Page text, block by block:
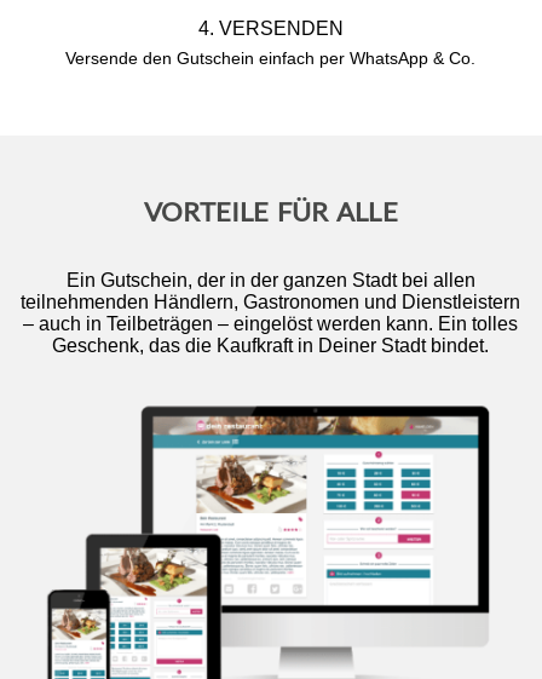
4. VERSENDEN
Versende den Gutschein einfach per WhatsApp & Co.
VORTEILE FÜR ALLE
Ein Gutschein, der in der ganzen Stadt bei allen
teilnehmenden Händlern, Gastronomen und Dienstleistern
– auch in Teilbeträgen – eingelöst werden kann. Ein tolles
Geschenk, das die Kaufkraft in Deiner Stadt bindet.